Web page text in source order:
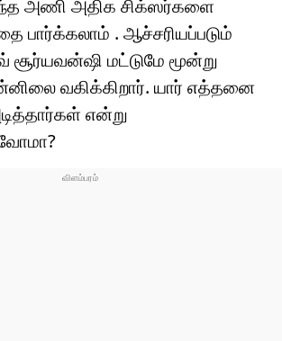
அணி அதிக சிக்ஸர்களை
பார்க்கலாம் . ஆச்சரியப்படும்
சூர்யவன்ஷி மட்டுமே மூன்று
வகிக்கிறார். யார் எத்தனை
என்று